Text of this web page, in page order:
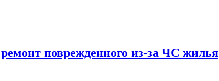
поврежденного из-за ЧС жилья